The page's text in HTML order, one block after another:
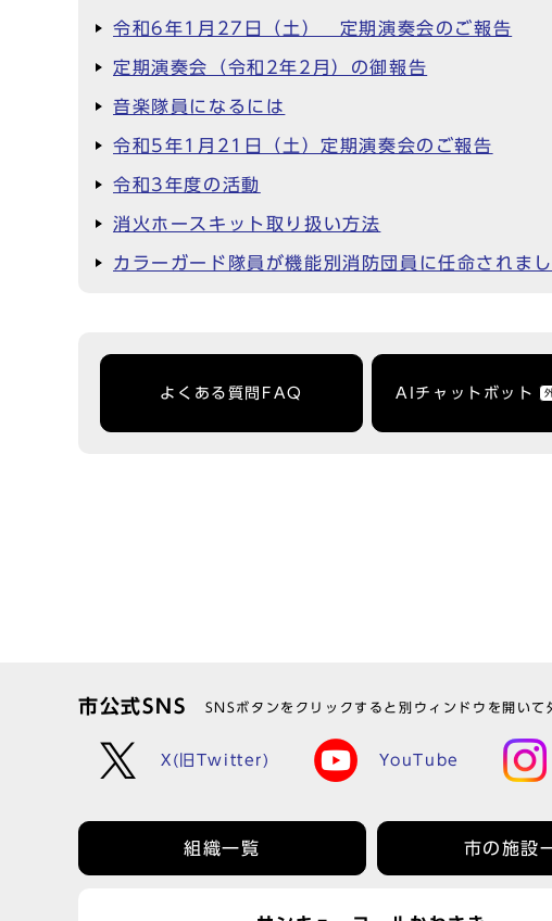
令和6年1月27日（土） 定期演奏会のご報告
定期演奏会（令和2年2月）の御報告
音楽隊員になるには
令和5年1月21日（土）定期演奏会のご報告
令和3年度の活動
消火ホースキット取り扱い方法
カラーガード隊員が機能別消防団員に任命されま
よくある質問FAQ AIチャットボット
市公式SNS SNSボタンをクリックすると別ウィンドウを開いて
X(旧Twitter) YouTube
組織一覧 市の施設